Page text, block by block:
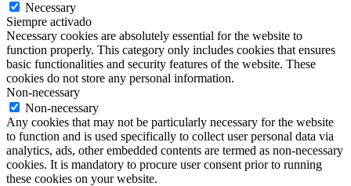
Necessary
Siempre activado
Necessary cookies are absolutely essential for the website to
function properly. This category only includes cookies that ensures
basic functionalities and security features of the website. These
cookies do not store any personal information.
Non-necessary
Non-necessary
Any cookies that may not be particularly necessary for the website
to function and is used specifically to collect user personal data via
analytics, ads, other embedded contents are termed as non-necessary
cookies. It is mandatory to procure user consent prior to running
these cookies on your website.